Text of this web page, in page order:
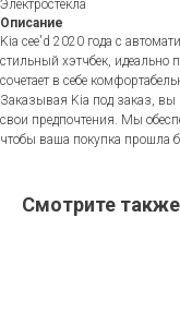
Электростекла
Описание
Kia cee'd 2020 года с
стильный хэтчбек, идеально
сочетает в себе
Заказывая Kia под заказ, вы
свои предпочтения. Мы
чтобы ваша покупка прошла
Смотрите также